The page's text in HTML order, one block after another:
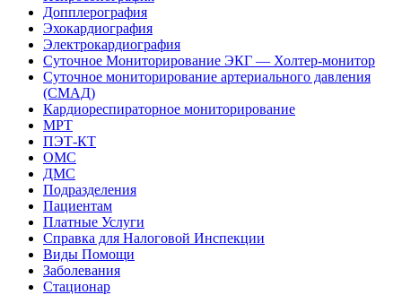
Допплерография
Эхокардиография
Электрокардиография
Суточное Мониторирование ЭКГ — Холтер-монитор
Суточное мониторирование артериального давления
(СМАД)
Кардиореспираторное мониторирование
МРТ
ПЭТ-КТ
ОМС
ДМС
Подразделения
Пациентам
Платные Услуги
Справка для Налоговой Инспекции
Виды Помощи
Заболевания
Стационар